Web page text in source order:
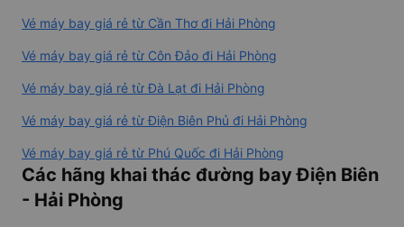
Vé máy bay giá rẻ từ Cần Thơ đi Hải Phòng
Vé máy bay giá rẻ từ Côn Đảo đi Hải Phòng
Vé máy bay giá rẻ từ Đà Lạt đi Hải Phòng
Vé máy bay giá rẻ từ Điện Biên Phủ đi Hải Phòng
Vé máy bay giá rẻ từ Phú Quốc đi Hải Phòng
Các hãng khai thác đường bay Điện Biên
- Hải Phòng